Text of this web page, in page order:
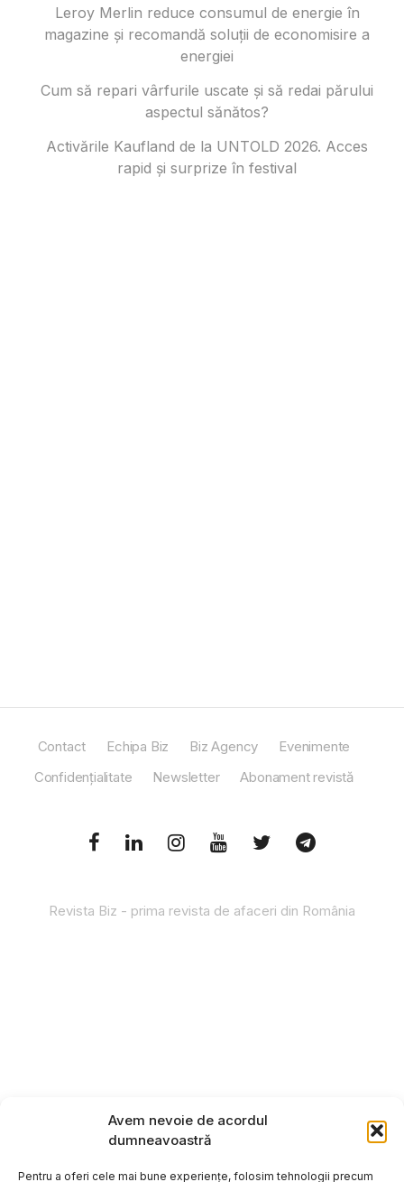
Avem nevoie de acordul
dumneavoastră
Pentru a oferi cele mai bune experiențe, folosim tehnologii precum
Leroy Merlin reduce consumul de energie în
magazine și recomandă soluții de economisire a
energiei
Cum să repari vârfurile uscate și să redai părului
aspectul sănătos?
Activările Kaufland de la UNTOLD 2026. Acces
rapid și surprize în festival
Contact Echipa Biz Biz Agency
Evenimente
Confidențialitate
Newsletter Abonament revistă
Revista Biz - prima revista de afaceri din România